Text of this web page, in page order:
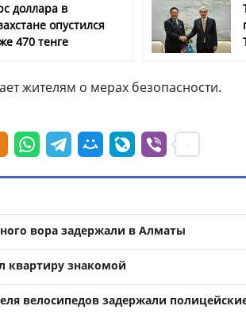
доллара в
опустился
470 тенге
жителям о мерах безопасности.
вора задержали в Алматы
квартиру знакомой
велосипедов задержали